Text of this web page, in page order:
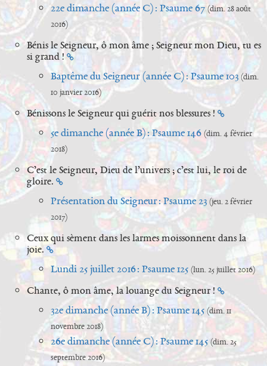
22e dimanche (année C) : Psaume 67 (dim. 28 août
2016)
Bénis le Seigneur, ô mon âme ; Seigneur mon Dieu, tu es
si grand !
Baptême du Seigneur (année C) : Psaume 103 (dim.
10 janvier 2016)
Bénissons le Seigneur qui guérit nos blessures !
5e dimanche (année B) : Psaume 146 (dim. 4 février
2018)
C’est le Seigneur, Dieu de l’univers ; c’est lui, le roi de
gloire.
Présentation du Seigneur : Psaume 23 (jeu. 2 février
2017)
Ceux qui sèment dans les larmes moissonnent dans la
joie.
Lundi 25 juillet 2016 : Psaume 125 (lun. 25 juillet 2016)
Chante, ô mon âme, la louange du Seigneur !
32e dimanche (année B) : Psaume 145 (dim. 11
novembre 2018)
26e dimanche (année C) : Psaume 145 (dim. 25
septembre 2016)